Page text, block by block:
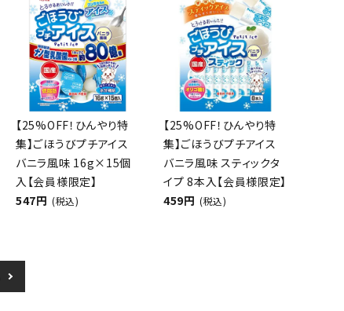
【25%OFF！ひんやり特
集】ごほうびプチアイス
バニラ風味 16g×15個
入【会員様限定】
547円 (税込)
【25%OFF！ひんやり特
集】ごほうびプチアイス
バニラ風味 スティックタ
イプ 8本入【会員様限定】
459円 (税込)